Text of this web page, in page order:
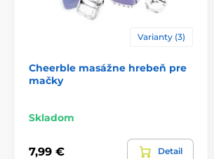
Chovateľstvo
Starostlivosť o kožu a srsť
Starostlivosť o oči a uši
Odpudzovače a čističe Mačka
Varianty (3)
Cheerble masážne hrebeň pre
mačky
Skladom
7,99 € Detail